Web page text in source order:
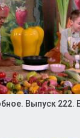
Выпуск 222.